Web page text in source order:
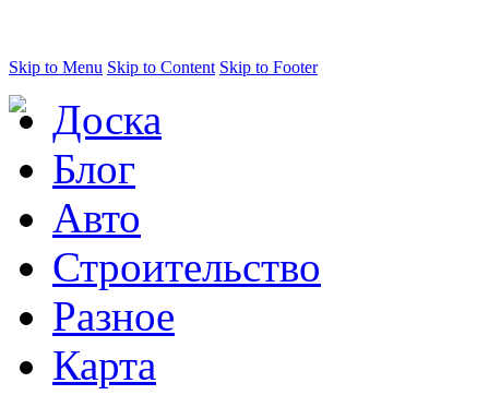
Skip to Menu Skip to Content Skip to Footer
Доска
Блог
Авто
Строительство
Разное
Карта